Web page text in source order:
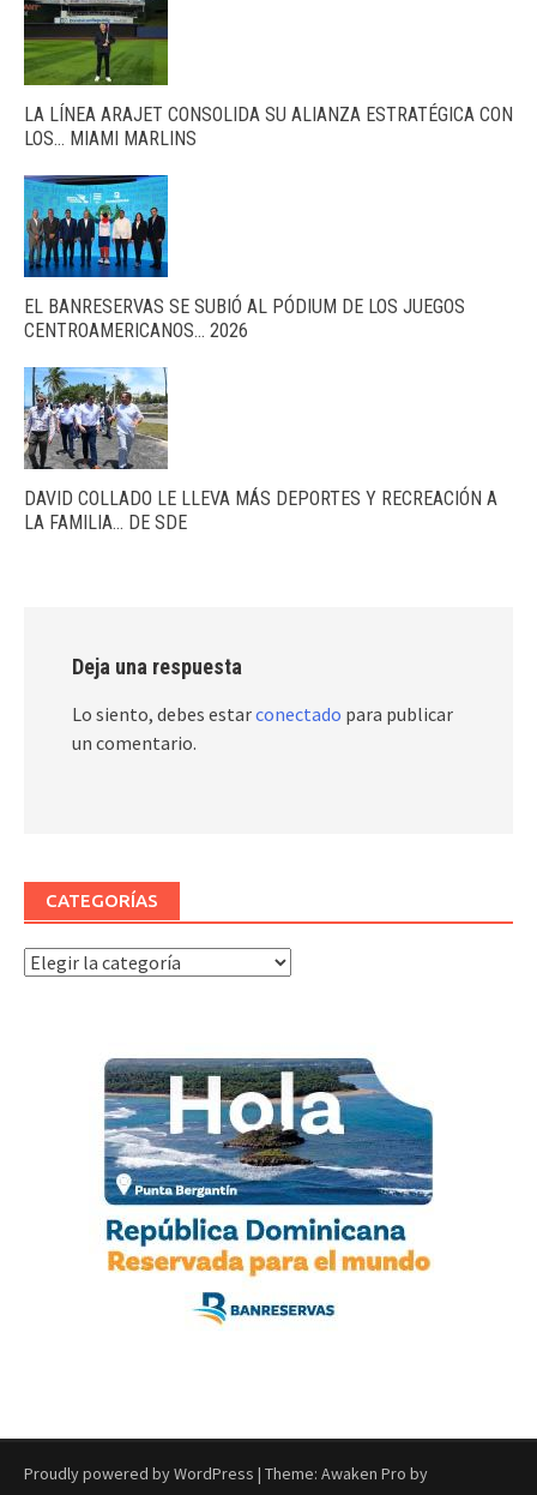
LA LÍNEA ARAJET CONSOLIDA SU ALIANZA ESTRATÉGICA CON
LOS… MIAMI MARLINS
EL BANRESERVAS SE SUBIÓ AL PÓDIUM DE LOS JUEGOS
CENTROAMERICANOS… 2026
DAVID COLLADO LE LLEVA MÁS DEPORTES Y RECREACIÓN A
LA FAMILIA… DE SDE
Deja una respuesta
Lo siento, debes estarconectado para publicar
un comentario.
CATEGORÍAS
Categorías
Proudly powered by WordPress | Theme: Awaken Pro by